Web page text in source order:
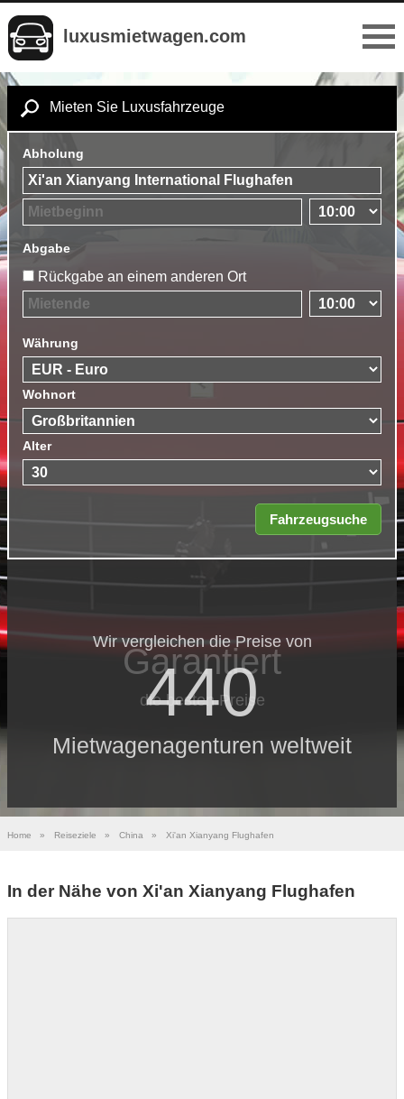
luxusmietwagen.com
Mieten Sie Luxusfahrzeuge
Abholung
Abgabe
Rückgabe an einem anderen Ort
Währung
Wohnort
Alter
Wir vergleichen die Preise von
440
Mietwagenagenturen weltweit
Garantiert
die besten Preise
Home » Reiseziele » China » Xi'an Xianyang Flughafen
In der Nähe von Xi'an Xianyang Flughafen